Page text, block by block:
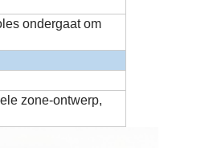
ondergaat om
zone-ontwerp,